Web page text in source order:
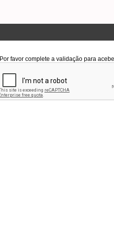
Por favor complete a validação para